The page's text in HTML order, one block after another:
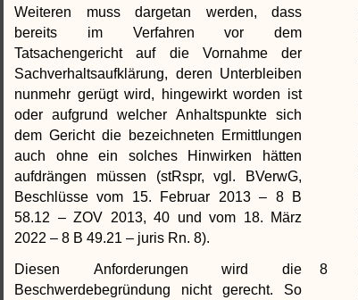
Weiteren muss dargetan werden, dass
bereits im Verfahren vor dem
Tatsachengericht auf die Vornahme der
Sachverhaltsaufklärung, deren Unterbleiben
nunmehr gerügt wird, hingewirkt worden ist
oder aufgrund welcher Anhaltspunkte sich
dem Gericht die bezeichneten Ermittlungen
auch ohne ein solches Hinwirken hätten
aufdrängen müssen (stRspr, vgl. BVerwG,
Beschlüsse vom 15. Februar 2013 – 8 B
58.12 – ZOV 2013, 40 und vom 18. März
2022 – 8 B 49.21 – juris Rn. 8).
8
Diesen Anforderungen wird die
Beschwerdebegründung nicht gerecht. So